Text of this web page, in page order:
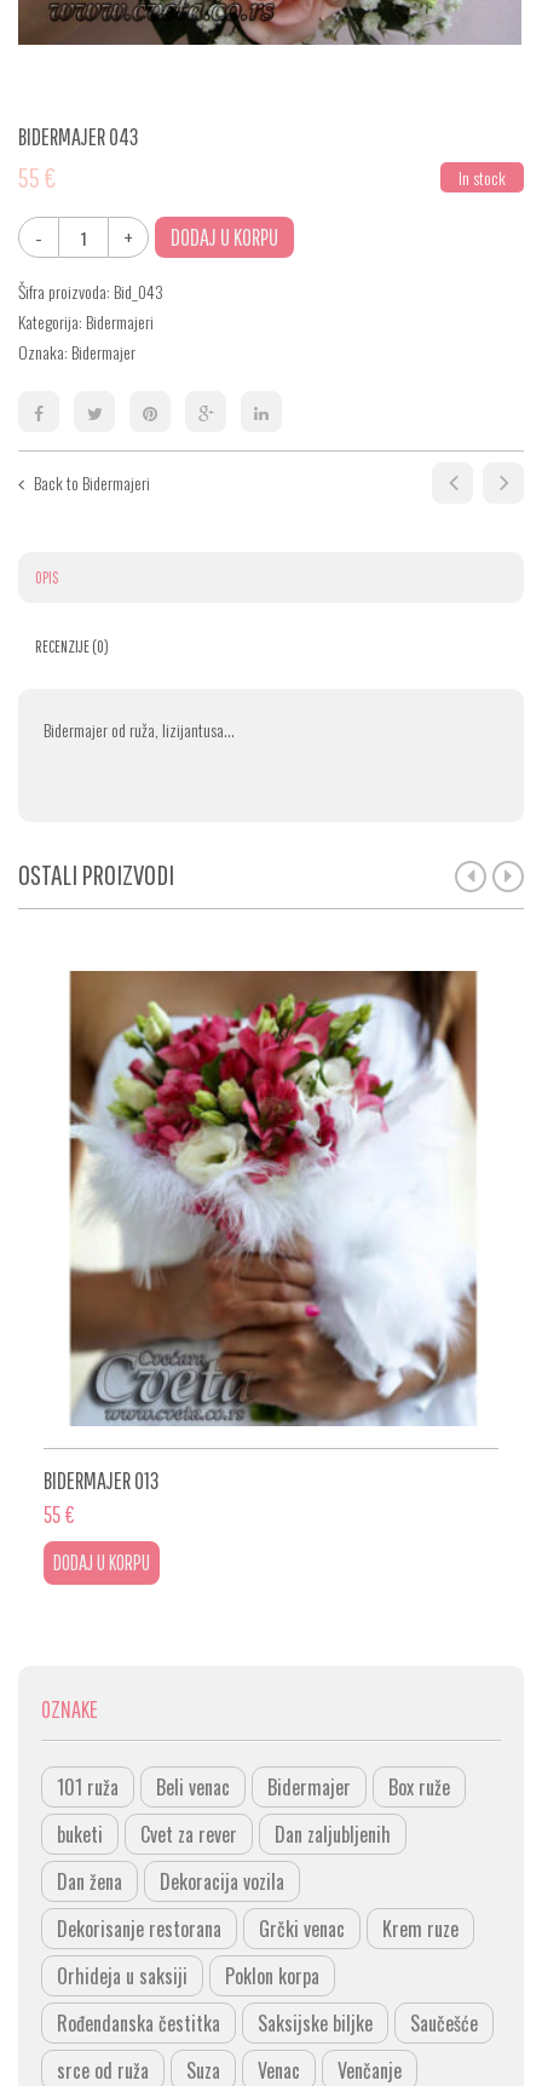
BIDERMAJER 043
55€ In stock
DODAJ U KORPU
Šifra proizvoda: Bid_043
Kategorija: Bidermajeri
Oznaka: Bidermajer
Back to Bidermajeri
OPIS
RECENZIJE (0)
Bidermajer od ruža, lizijantusa…
OSTALI PROIZVODI
BIDERMAJER 013
55€
DODAJ U KORPU
OZNAKE
101 ruža Beli venac Bidermajer
Box ruže
buketi
Cvet za rever
Dan zaljubljenih
Dan žena
Dekoracija vozila
Dekorisanje restorana
Grčki venac
Krem ruze
Orhideja u saksiji
Poklon korpa
Rođendanska čestitka
Saksijske biljke
Saučešće
srce od ruža
Suza Venac Venčanje